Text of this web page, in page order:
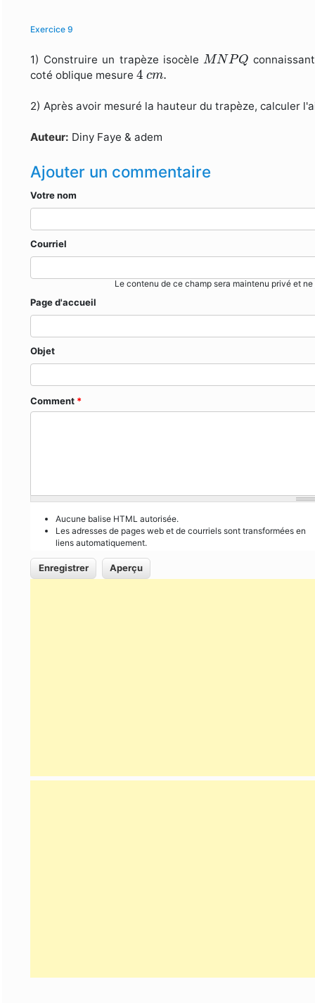
Exercice 9
1) Construire un trapèze isocèle MNPQ
MNPQ
coté oblique mesure4 cm.
4cm.
2) Après avoir mesuré la hauteur du trapèze, calculer
Auteur: Diny Faye & adem
Ajouter un commentaire
Votre nom
Courriel
Le contenu de ce champ sera maintenu privé et
Page d'accueil
Objet
Comment *
Aucune balise HTML autorisée.
Les adresses de pages web et de courriels sont transformées en
liens automatiquement.